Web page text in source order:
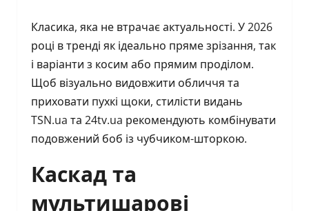
Класика, яка не втрачає актуальності. У 2026
році в тренді як ідеально пряме зрізання, так
і варіанти з косим або прямим проділом.
Щоб візуально видовжити обличчя та
приховати пухкі щоки, стилісти видань
TSN.ua та 24tv.ua рекомендують комбінувати
подовжений боб із чубчиком-шторкою.
Каскад та
мультишарові